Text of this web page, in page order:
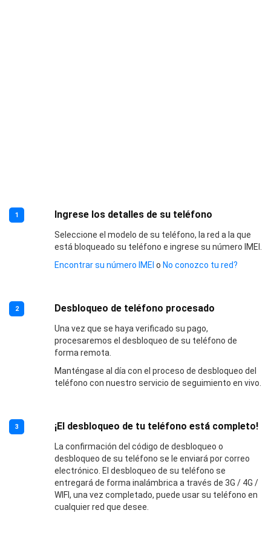
1 Ingrese los detalles de su teléfono
Seleccione el modelo de su teléfono, la red a la que
está bloqueado su teléfono e ingrese su número IMEI.
Encontrar su número IMEI o No conozco tu red?
2 Desbloqueo de teléfono procesado
Una vez que se haya verificado su pago,
procesaremos el desbloqueo de su teléfono de
forma remota.
Manténgase al día con el proceso de desbloqueo del
teléfono con nuestro servicio de seguimiento en vivo.
3 ¡El desbloqueo de tu teléfono está completo!
La confirmación del código de desbloqueo o
desbloqueo de su teléfono se le enviará por correo
electrónico. El desbloqueo de su teléfono se
entregará de forma inalámbrica a través de 3G / 4G /
WIFI, una vez completado, puede usar su teléfono en
cualquier red que desee.